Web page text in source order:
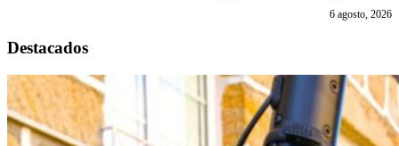
6 agosto, 2026
Destacados